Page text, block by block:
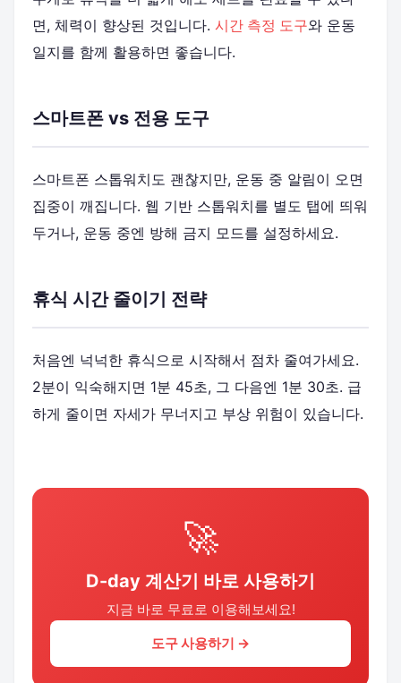
면, 체력이 향상된 것입니다. 시간 측정 도구와 운동
일지를 함께 활용하면 좋습니다.
스마트폰 vs 전용 도구
스마트폰 스톱워치도 괜찮지만, 운동 중 알림이 오면
집중이 깨집니다. 웹 기반 스톱워치를 별도 탭에 띄워
두거나, 운동 중엔 방해 금지 모드를 설정하세요.
휴식 시간 줄이기 전략
처음엔 넉넉한 휴식으로 시작해서 점차 줄여가세요.
2분이 익숙해지면 1분 45초, 그 다음엔 1분 30초. 급
하게 줄이면 자세가 무너지고 부상 위험이 있습니다.
🚀
D-day 계산기 바로 사용하기
지금 바로 무료로 이용해보세요!
도구 사용하기 →